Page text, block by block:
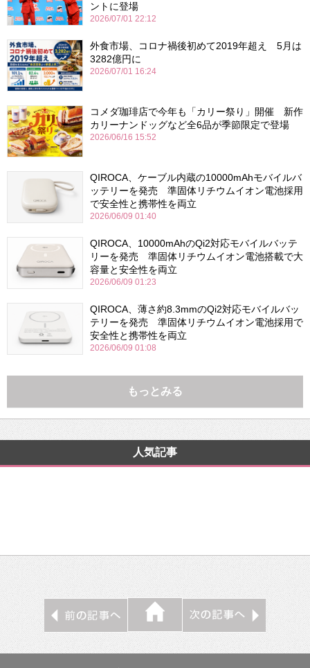
ントに登場
2026/07/01 22:12
外食市場、コロナ禍後初めて2019年超え 5月は
3282億円に
2026/07/01 16:24
コメダ珈琲店で今年も「カリー祭り」開催 新作
カリーナンドッグなど全6品が季節限定で登場
2026/06/16 15:52
QIROCA、ケーブル内蔵の10000mAhモバイルバ
ッテリーを発売 準固体リチウムイオン電池採用
で安全性と携帯性を両立
2026/06/09 01:40
QIROCA、10000mAhのQi2対応モバイルバッテ
リーを発売 準固体リチウムイオン電池搭載で大
容量と安全性を両立
2026/06/09 01:23
QIROCA、薄さ約8.3mmのQi2対応モバイルバッ
テリーを発売 準固体リチウムイオン電池採用で
安全性と携帯性を両立
2026/06/09 01:08
もっとみる
人気記事